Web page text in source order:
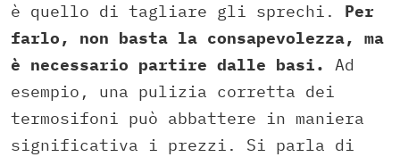
è quello di tagliare gli sprechi.
Per
farlo, non basta la consapevolezza, ma
è necessario partire dalle basi.
Ad
esempio, una pulizia corretta dei
termosifoni può abbattere in maniera
significativa i prezzi. Si parla di